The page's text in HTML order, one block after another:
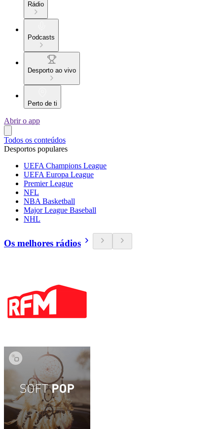
Rádio
Podcasts
Desporto ao vivo
Perto de ti
Abrir o app
Todos os conteúdos
Desportos populares
UEFA Champions League
UEFA Europa League
Premier League
NFL
NBA Basketball
Major League Baseball
NHL
Os melhores rádios